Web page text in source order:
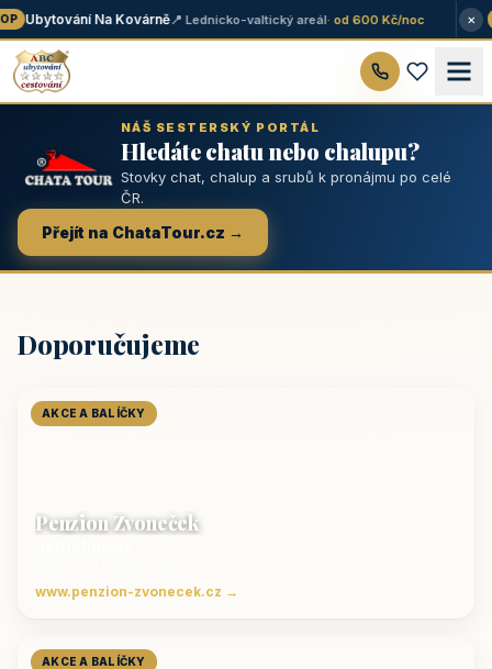
Ubytování Na Kovárně📍 Lednicko-valtický areál· od 600 Kč/noc ×
NÁŠ SESTERSKÝ PORTÁL
Hledáte chatu nebo chalupu?
Stovky chat, chalup a srubů k pronájmu po celé
ČR.
Přejít na ChataTour.cz →
Doporučujeme
AKCE A BALÍČKY
Penzion Zvoneček
www.penzion-zvonecek.cz →
AKCE A BALÍČKY